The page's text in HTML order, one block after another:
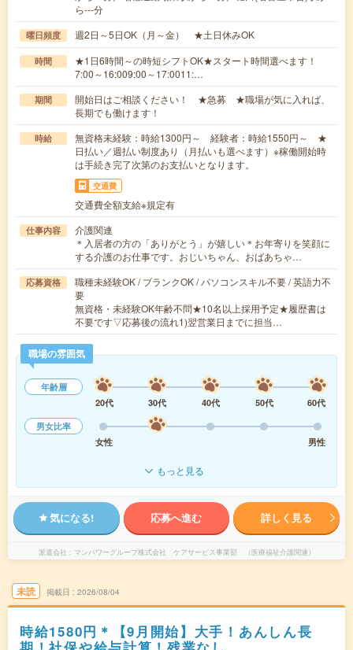
ら---分
曜日頻度 週2日～5日OK（月～金） ★土日休みOK
時間
★1日6時間～の時短シフトOK★スタート時間選べます！
7:00～16:009:00～17:0011:…
期間
開始日はご相談ください！ ★急募 ★職場が気に入れば、
長期でも働けます！
時給
無資格未経験：時給1300円～ 経験者：時給1550円～ ★
日払い／週払い制度あり（月払いも選べます）※稼働開始時
は手続き完了次第のお支払いとなります。
交通費
交通費全額支給※規定有
仕事内容
介護関連
＊入居者の方の「ありがとう」が嬉しい＊お年寄りを笑顔に
する介護のお仕事です。おじいちゃん、おばあちゃ…
応募資格
職種未経験OK / ブランクOK / パソコンスキル不要 / 英語力不
要
無資格・未経験OK年齢不問★10名以上採用予定★履歴書は
不要です▽応募後の流れ1)翌営業日までに担当…
職場の雰囲気
年齢層
20代
30代 40代 50代
60代
男女比率
女性
男性
もっと見る
気になる! 応募へ進む 詳しく見る
派遣会社 マンパワーグループ株式会社 ケアサービス事業部 （医療福祉介護関連）
未読 掲載日 2026/08/04
時給1580円＊【9月開始】大手！あんしん長